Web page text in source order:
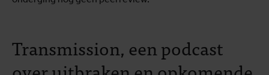
Transmission, een podcast